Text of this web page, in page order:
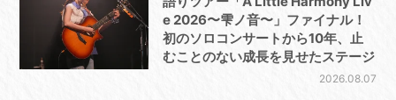
e 2026〜雫ノ音〜」ファイナル！
初のソロコンサートから10年、止
むことのない成長を見せたステージ
2026.08.07